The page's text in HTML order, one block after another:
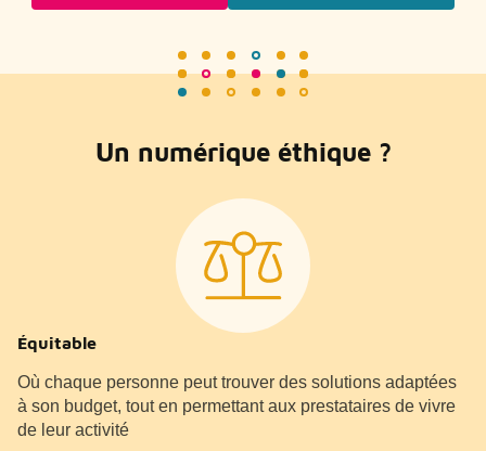
Un numérique éthique ?
Équitable
Où chaque personne peut trouver des solutions adaptées
à son budget, tout en permettant aux prestataires de vivre
de leur activité